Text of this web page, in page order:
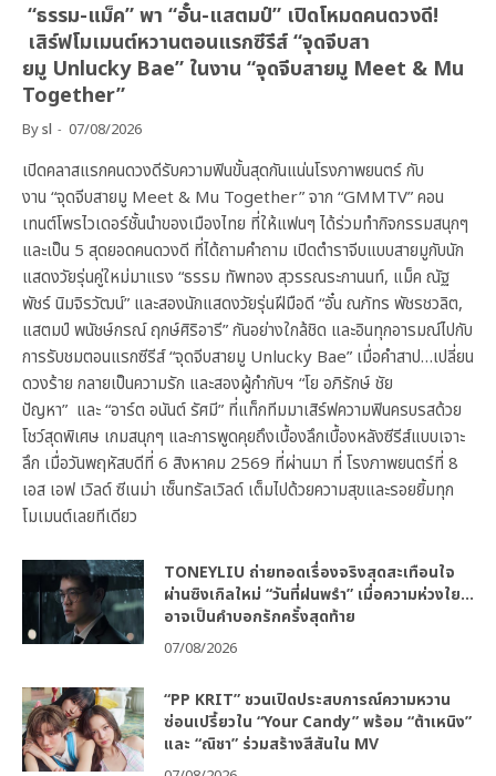
“ธรรม-แม็ค” พา “อั๋น-แสตมป์” เปิดโหมดคนดวงดี!
เสิร์ฟโมเมนต์หวานตอนแรกซีรีส์ “จุดจีบสา
ยมู Unlucky Bae” ในงาน “จุดจีบสายมู Meet & Mu
Together”
Bysl 07/08/2026
เปิดคลาสแรกคนดวงดีรับความฟินขั้นสุดกันแน่นโรงภาพยนตร์ กับ
งาน “จุดจีบสายมู Meet & Mu Together” จาก “GMMTV” คอน
เทนต์โพรไวเดอร์ชั้นนำของเมืองไทย ที่ให้แฟนๆ ได้ร่วมทำกิจกรรมสนุกๆ
และเป็น 5 สุดยอดคนดวงดี ที่ได้ถามคำถาม เปิดตำราจีบแบบสายมูกับนัก
แสดงวัยรุ่นคู่ใหม่มาแรง “ธรรม ทัพทอง สุวรรณระกานนท์, แม็ค ณัฐ
พัชร์ นิมจิรวัฒน์” และสองนักแสดงวัยรุ่นฝีมือดี “อั๋น ณภัทร พัชรชวลิต,
แสตมป์ พนัชษ์กรณ์ ฤกษ์ศิริอารี” กันอย่างใกล้ชิด และอินทุกอารมณ์ไปกับ
การรับชมตอนแรกซีรีส์ “จุดจีบสายมู Unlucky Bae” เมื่อคำสาป…เปลี่ยน
ดวงร้าย กลายเป็นความรัก และสองผู้กำกับฯ “โย อภิรักษ์ ชัย
ปัญหา” และ “อาร์ต อนันต์ รัศมี” ที่แท็กทีมมาเสิร์ฟความฟินครบรสด้วย
โชว์สุดพิเศษ เกมสนุกๆ และการพูดคุยถึงเบื้องลึกเบื้องหลังซีรีส์แบบเจาะ
ลึก เมื่อวันพฤหัสบดีที่ 6 สิงหาคม 2569 ที่ผ่านมา ที่ โรงภาพยนตร์ที่ 8
เอส เอฟ เวิลด์ ซีเนม่า เซ็นทรัลเวิลด์ เต็มไปด้วยความสุขและรอยยิ้มทุก
โมเมนต์เลยทีเดียว
TONEYLIU ถ่ายทอดเรื่องจริงสุดสะเทือนใจ
ผ่านซิงเกิลใหม่ “วันที่ฝนพรำ” เมื่อความห่วงใย…
อาจเป็นคำบอกรักครั้งสุดท้าย
07/08/2026
“PP KRIT” ชวนเปิดประสบการณ์ความหวาน
ซ่อนเปรี้ยวใน “Your Candy” พร้อม “ต้าเหนิง”
และ “ณิชา” ร่วมสร้างสีสันใน MV